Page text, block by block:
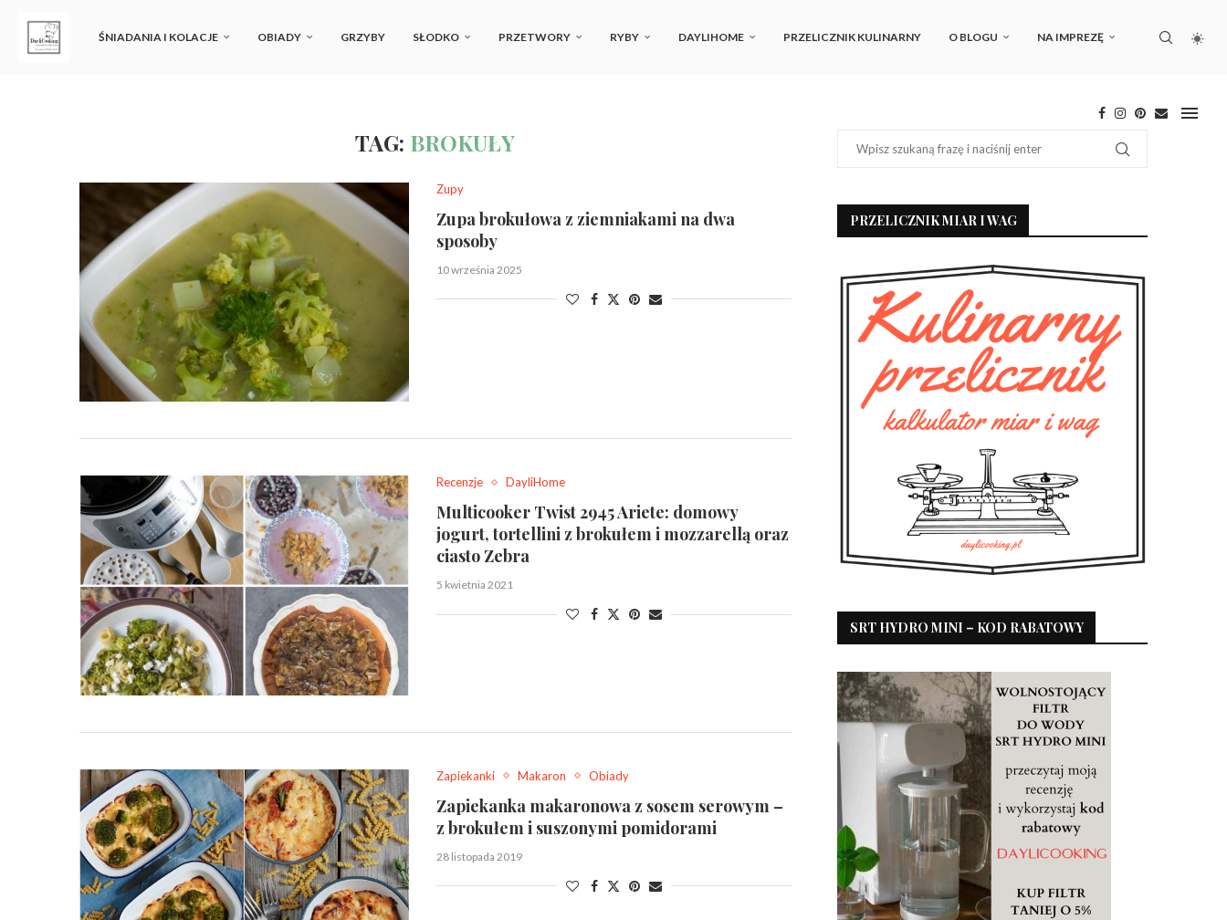
ŚNIADANIA I KOLACJE OBIADY GRZYBY SŁODKO PRZETWORY RYBY DAYLIHOME PRZELICZNIK KULINARNY O BLOGU NA IMPREZĘ
TAG: BROKUŁY
Zupy
Zupa brokułowa z ziemniakami na dwa
sposoby
10 września 2025
Recenzje DayliHome
Multicooker Twist 2945 Ariete: domowy
jogurt, tortellini z brokułem i mozzarellą oraz
ciasto Zebra
5 kwietnia 2021
Zapiekanki Makaron Obiady
Zapiekanka makaronowa z sosem serowym –
z brokułem i suszonymi pomidorami
28 listopada 2019
PRZELICZNIK MIAR I WAG
SRT HYDRO MINI – KOD RABATOWY